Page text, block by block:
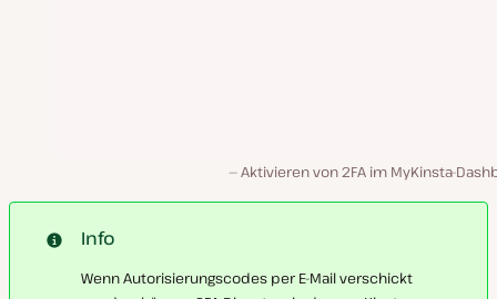
Aktivieren von 2FA im MyKinsta-
Info
Wenn Autorisierungscodes per E-Mail verschickt